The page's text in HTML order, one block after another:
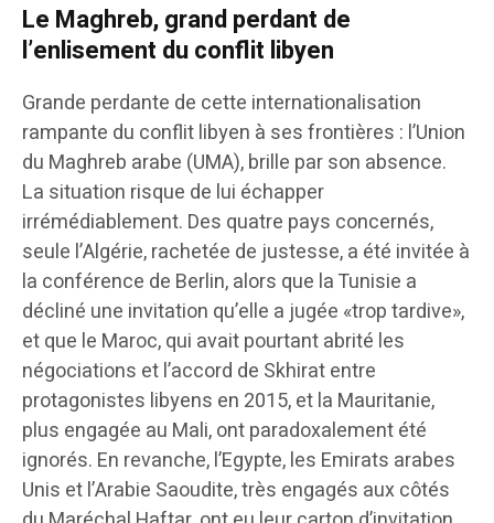
Le Maghreb, grand perdant de
l’enlisement du conflit libyen
Grande perdante de cette internationalisation
rampante du conflit libyen à ses frontières : l’Union
du Maghreb arabe (UMA), brille par son absence.
La situation risque de lui échapper
irrémédiablement. Des quatre pays concernés,
seule l’Algérie, rachetée de justesse, a été invitée à
la conférence de Berlin, alors que la Tunisie a
décliné une invitation qu’elle a jugée «trop tardive»,
et que le Maroc, qui avait pourtant abrité les
négociations et l’accord de Skhirat entre
protagonistes libyens en 2015, et la Mauritanie,
plus engagée au Mali, ont paradoxalement été
ignorés. En revanche, l’Egypte, les Emirats arabes
Unis et l’Arabie Saoudite, très engagés aux côtés